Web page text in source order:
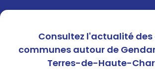
Consultez l'actualité
communes autour de
Terres-de-Haute-